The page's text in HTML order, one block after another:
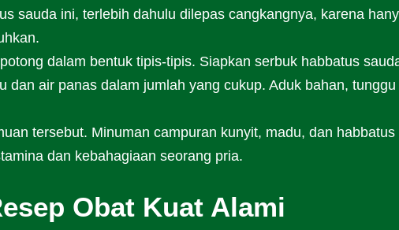
sauda ini, terlebih dahulu dilepas cangkangnya, karena
dalam bentuk tipis-tipis. Siapkan serbuk habbatus
dan air panas dalam jumlah yang cukup. Aduk bahan,
tersebut. Minuman campuran kunyit, madu, dan habbatus
dan kebahagiaan seorang pria.
Obat Kuat Alami